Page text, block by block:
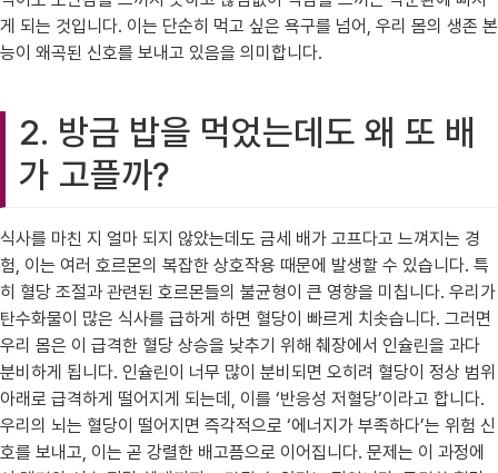
게 되는 것입니다. 이는 단순히 먹고 싶은 욕구를 넘어, 우리 몸의 생존 본
능이 왜곡된 신호를 보내고 있음을 의미합니다.
2. 방금 밥을 먹었는데도 왜 또 배
가 고플까?
식사를 마친 지 얼마 되지 않았는데도 금세 배가 고프다고 느껴지는 경
험, 이는 여러 호르몬의 복잡한 상호작용 때문에 발생할 수 있습니다. 특
히 혈당 조절과 관련된 호르몬들의 불균형이 큰 영향을 미칩니다. 우리가
탄수화물이 많은 식사를 급하게 하면 혈당이 빠르게 치솟습니다. 그러면
우리 몸은 이 급격한 혈당 상승을 낮추기 위해 췌장에서 인슐린을 과다
분비하게 됩니다. 인슐린이 너무 많이 분비되면 오히려 혈당이 정상 범위
아래로 급격하게 떨어지게 되는데, 이를 ‘반응성 저혈당’이라고 합니다.
우리의 뇌는 혈당이 떨어지면 즉각적으로 ‘에너지가 부족하다’는 위험 신
호를 보내고, 이는 곧 강렬한 배고픔으로 이어집니다. 문제는 이 과정에